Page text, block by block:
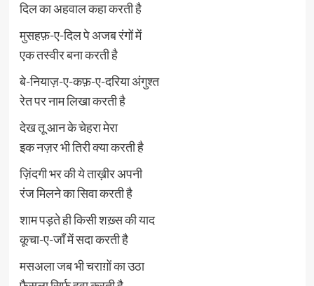
दिल का अहवाल कहा करती है
मुसहफ़-ए-दिल पे अजब रंगों में
एक तस्वीर बना करती है
बे-नियाज़-ए-कफ़-ए-दरिया अंगुश्त
रेत पर नाम लिखा करती है
देख तू आन के चेहरा मेरा
इक नज़र भी तिरी क्या करती है
ज़िंदगी भर की ये ताख़ीर अपनी
रंज मिलने का सिवा करती है
शाम पड़ते ही किसी शख़्स की याद
कूचा-ए-जाँ में सदा करती है
मसअला जब भी चराग़ों का उठा